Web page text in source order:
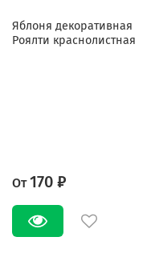
Яблоня декоративная
Роялти краснолистная
От 170 ₽